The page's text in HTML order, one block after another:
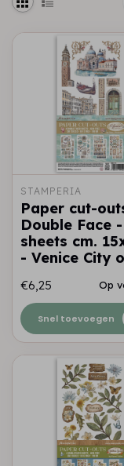
STAMPERIA
Paper cut-
Double Face
sheets cm.
- Venice City
€6,25 Op
Snel toevoegen